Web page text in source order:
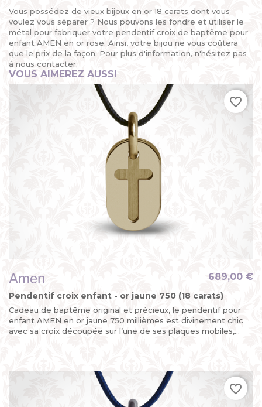
Vous possédez de vieux bijoux en or 18 carats dont vous
voulez vous séparer ? Nous pouvons les fondre et utiliser le
métal pour fabriquer votre pendentif croix de baptême pour
enfant AMEN en or rose. Ainsi, votre bijou ne vous coûtera
que le prix de la façon. Pour plus d'information, n'hésitez pas
à nous contacter.
VOUS AIMEREZ AUSSI
Amen
Pendentif croix enfant - or jaune 750 (18 carats)
Cadeau de baptême original et précieux, le pendentif pour
enfant AMEN en or jaune 750 millièmes est divinement chic
avec sa croix découpée sur l’une de ses plaques mobiles,...
689,00 €
favorite_border
favorite_border